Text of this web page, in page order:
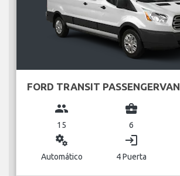
FORD TRANSIT PASSENGERVAN
group
15
business_center
6
miscellaneous_services
Automático
login
4 Puerta